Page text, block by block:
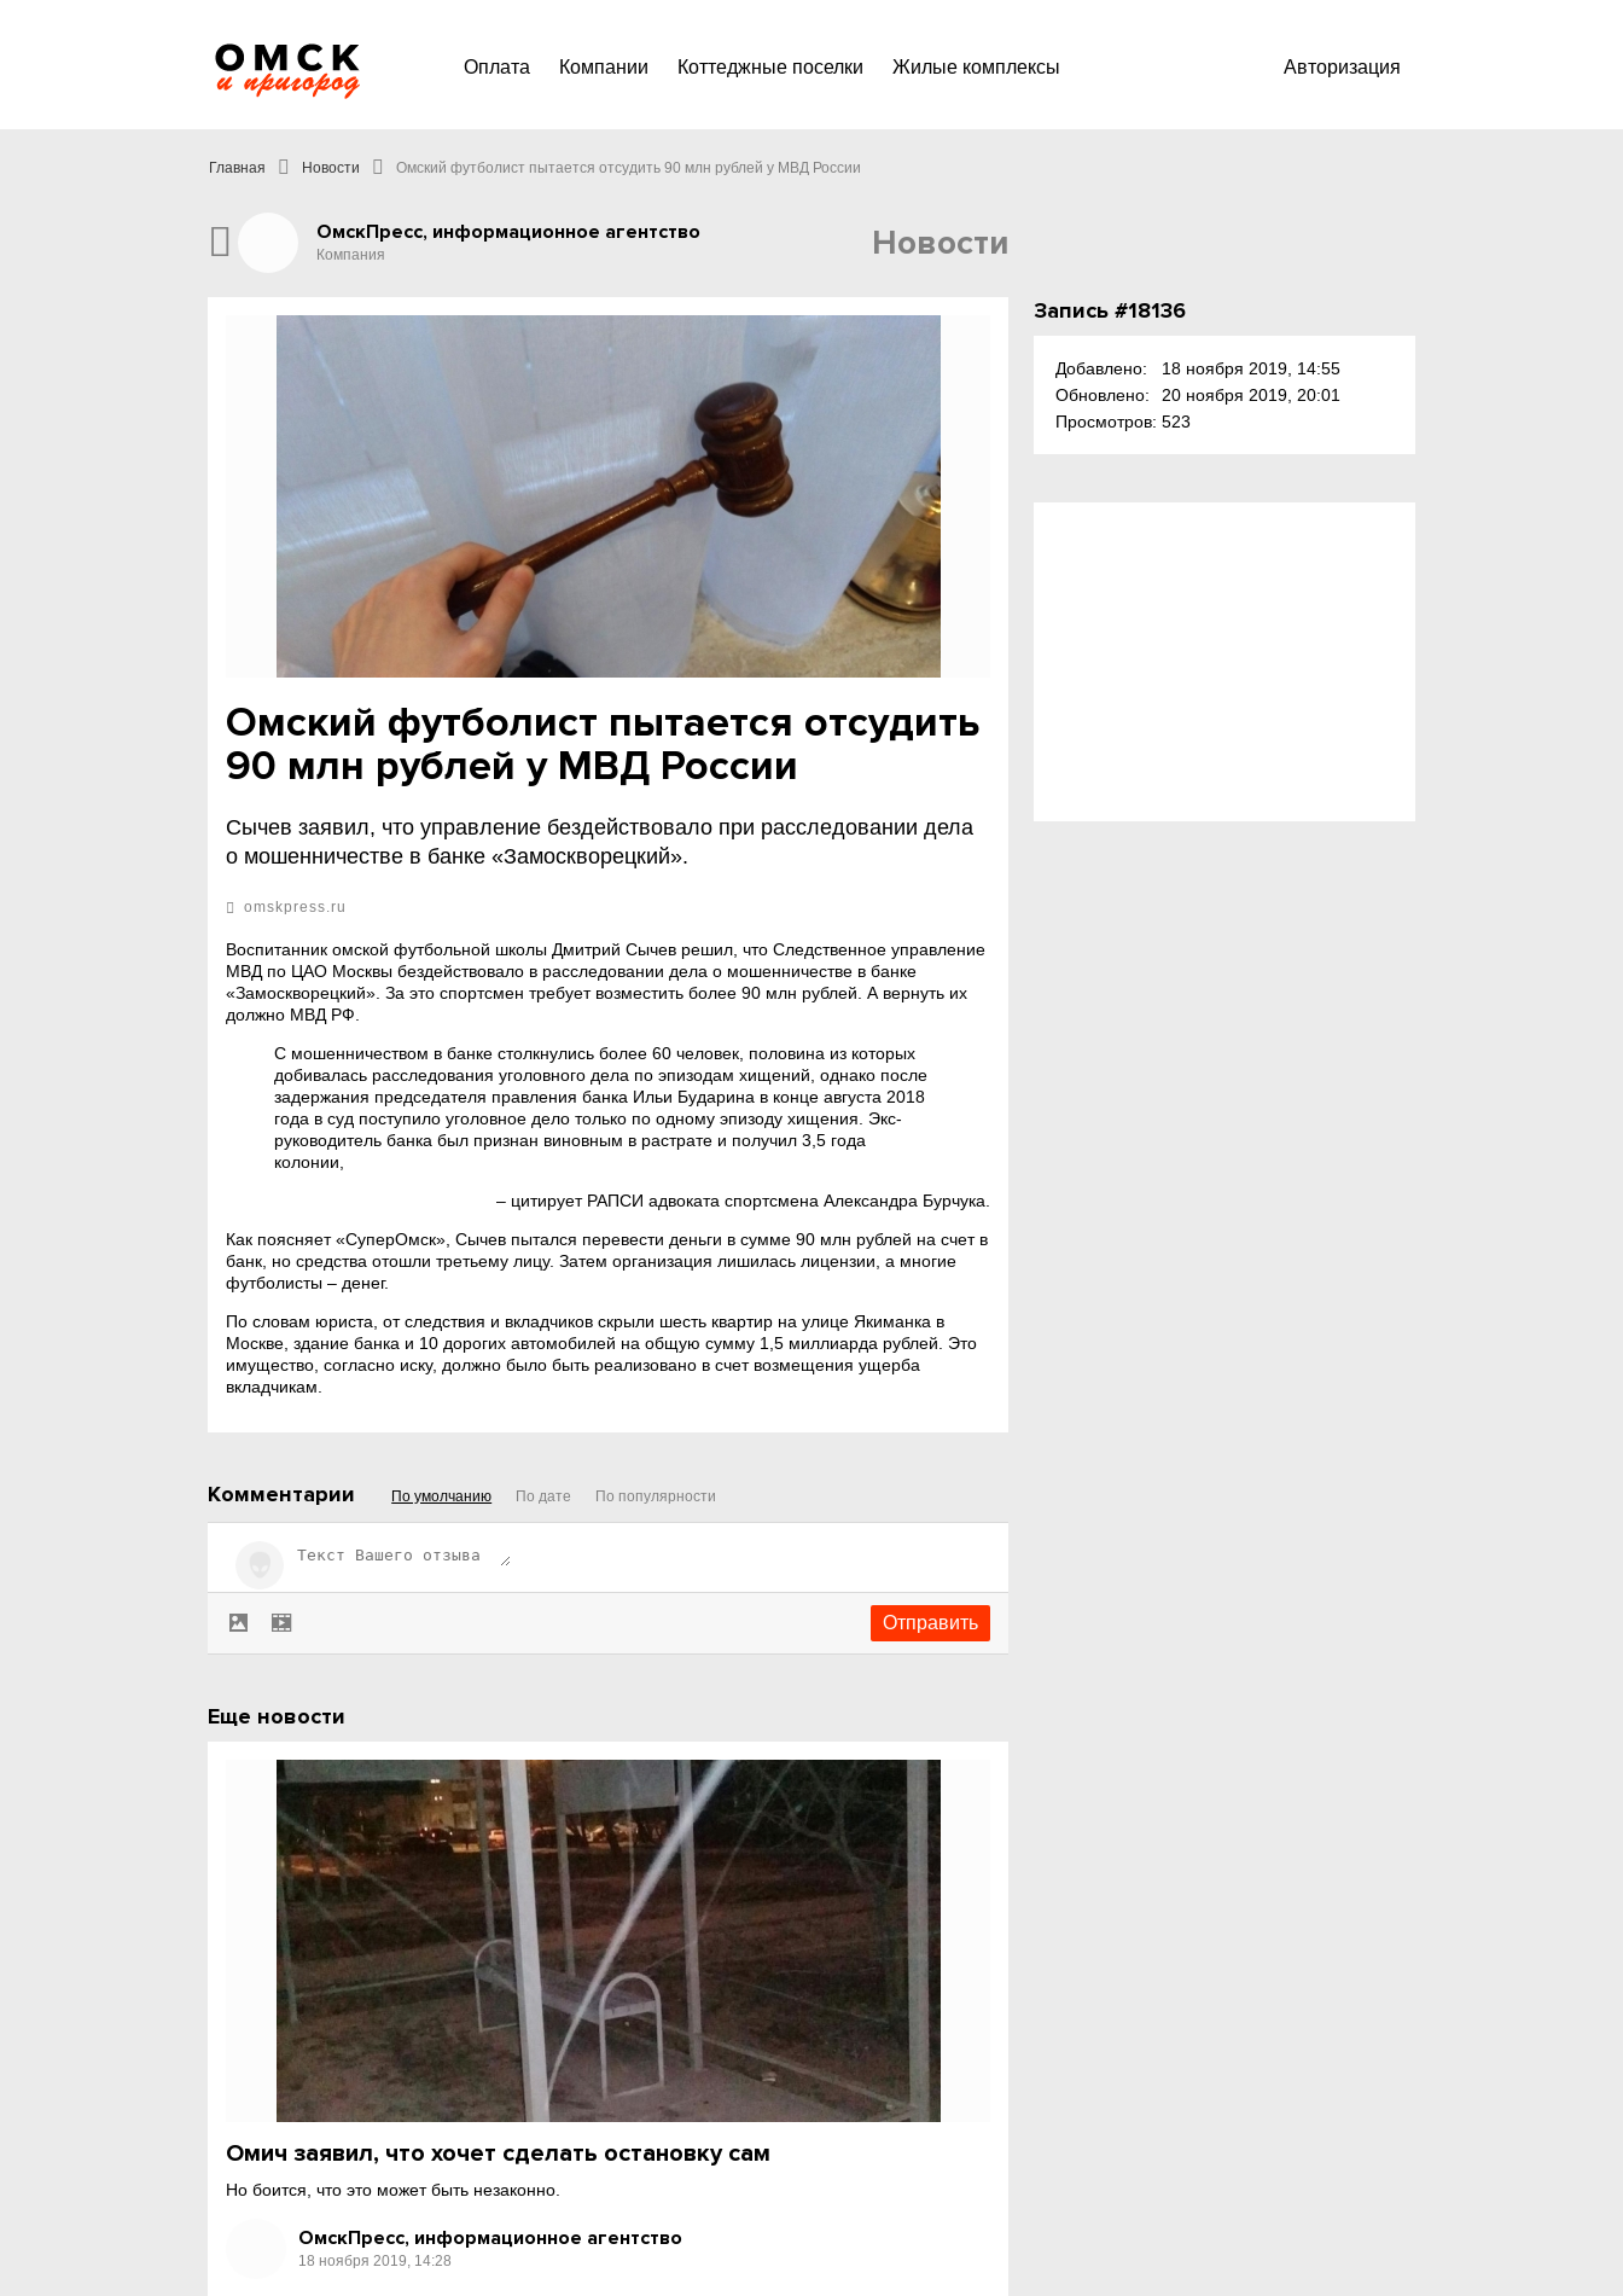
Оплата Компании Коттеджные поселки Жилые комплексы Авторизация
Главная Новости Омский футболист пытается отсудить 90 млн рублей у МВД России
ОмскПресс, информационное агентство
Компания Новости
Омский футболист пытается отсудить
90 млн рублей у МВД России
Сычев заявил, что управление бездействовало при расследовании дела
о мошенничестве в банке «Замоскворецкий».
omskpress.ru
Воспитанник омской футбольной школы Дмитрий Сычев решил, что Следственное управление
МВД по ЦАО Москвы бездействовало в расследовании дела о мошенничестве в банке
«Замоскворецкий». За это спортсмен требует возместить более 90 млн рублей. А вернуть их
должно МВД РФ.
С мошенничеством в банке столкнулись более 60 человек, половина из которых
добивалась расследования уголовного дела по эпизодам хищений, однако после
задержания председателя правления банка Ильи Бударина в конце августа 2018
года в суд поступило уголовное дело только по одному эпизоду хищения. Экс-
руководитель банка был признан виновным в растрате и получил 3,5 года
колонии,
– цитирует РАПСИ адвоката спортсмена Александра Бурчука.
Как поясняет «СуперОмск», Сычев пытался перевести деньги в сумме 90 млн рублей на счет в
банк, но средства отошли третьему лицу. Затем организация лишилась лицензии, а многие
футболисты – денег.
По словам юриста, от следствия и вкладчиков скрыли шесть квартир на улице Якиманка в
Москве, здание банка и 10 дорогих автомобилей на общую сумму 1,5 миллиарда рублей. Это
имущество, согласно иску, должно было быть реализовано в счет возмещения ущерба
вкладчикам.
Комментарии По умолчанию По дате По популярности
Еще новости
Омич заявил, что хочет сделать остановку сам
Но боится, что это может быть незаконно.
ОмскПресс, информационное агентство
18 ноября 2019, 14:28
Запись #18136
Добавлено:
18 ноября 2019, 14:55
Обновлено:
20 ноября 2019, 20:01
Просмотров: 523